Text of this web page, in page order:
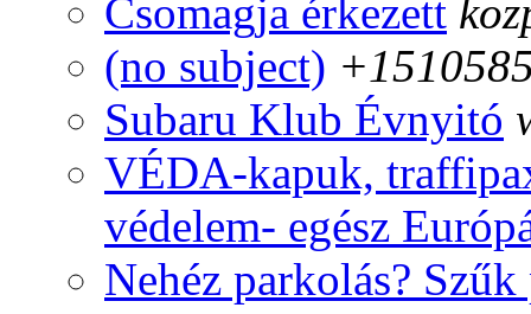
Csomagja érkezett
(no subject)
Subaru Klub Évnyitó
VÉDA-kapuk,
védelem- egész
Nehéz parkolás?